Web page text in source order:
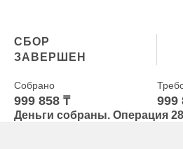
СБОР
ЗАВЕРШЕН
Собрано
999 858 ₸ 999
Деньги собраны. Операция